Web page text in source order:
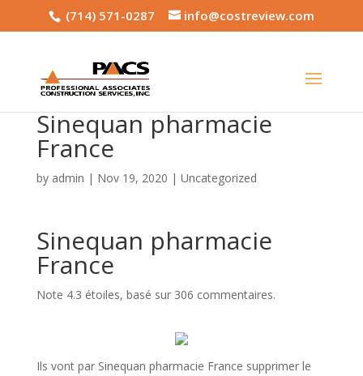
(714) 571-0287 info@costreview.com
Sinequan pharmacie
France
by admin | Nov 19, 2020 | Uncategorized
Sinequan pharmacie
France
Note 4.3 étoiles, basé sur 306 commentaires.
Ils vont par Sinequan pharmacie France supprimer le